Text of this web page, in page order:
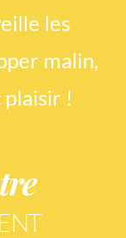
les
malin,
!